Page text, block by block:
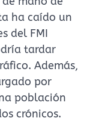
ha caído un
del FMI
tardar
Además,
por
población
crónicos.